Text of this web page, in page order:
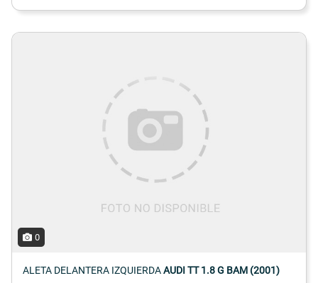
0
ALETA DELANTERA IZQUIERDAAUDI TT 1.8 G BAM (2001)